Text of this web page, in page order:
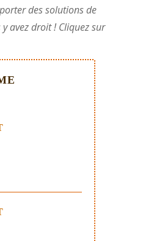
des solutions de
avez droit ! Cliquez sur